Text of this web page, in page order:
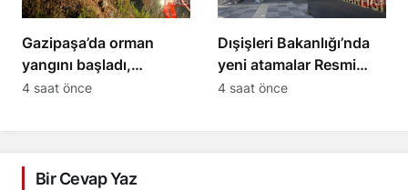
Gazipaşa’da orman
yangını başladı,
müdahale sürüyor
4 saat önce
Dışişleri Bakanlığı’nda
yeni atamalar Resmi
Gazete’de yayımlandı
4 saat önce
Bir Cevap Yaz